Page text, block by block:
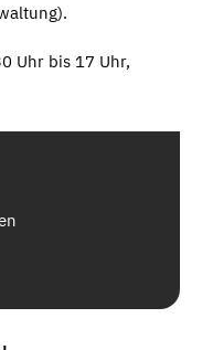
Uhr bis 17 Uhr,